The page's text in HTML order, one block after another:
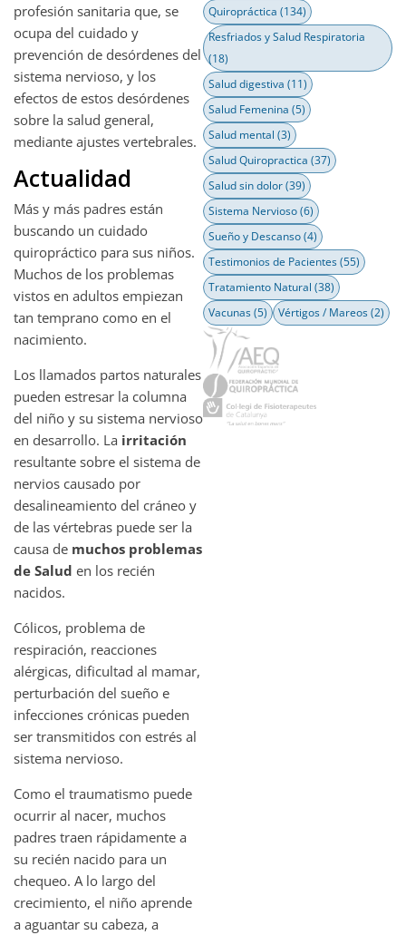
profesión sanitaria que, se
ocupa del cuidado y
prevención de desórdenes del
sistema nervioso, y los
efectos de estos desórdenes
sobre la salud general,
mediante ajustes vertebrales.
Actualidad
Más y más padres están
buscando un cuidado
quiropráctico para sus niños.
Muchos de los problemas
vistos en adultos empiezan
tan temprano como en el
nacimiento.
Los llamados partos naturales
pueden estresar la columna
del niño y su sistema nervioso
en desarrollo. La irritación
resultante sobre el sistema de
nervios causado por
desalineamiento del cráneo y
de las vértebras puede ser la
causa de muchos problemas
de Salud en los recién
nacidos.
Cólicos, problema de
respiración, reacciones
alérgicas, dificultad al mamar,
perturbación del sueño e
infecciones crónicas pueden
ser transmitidos con estrés al
sistema nervioso.
Como el traumatismo puede
ocurrir al nacer, muchos
padres traen rápidamente a
su recién nacido para un
chequeo. A lo largo del
crecimiento, el niño aprende
a aguantar su cabeza, a
Quiropráctica (134)
Resfriados y Salud Respiratoria
(18)
Salud digestiva (11)
Salud Femenina (5)
Salud mental (3)
Salud Quiropractica (37)
Salud sin dolor(39)
Sistema Nervioso(6)
Sueño y Descanso(4)
Testimonios de Pacientes(55)
Tratamiento Natural (38)
Vacunas(5) Vértigos / Mareos(2)